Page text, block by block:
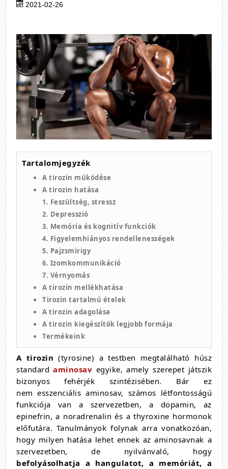
2021-02-26
Tartalomjegyzék
A tirozin működése
A tirozin hatása
1. Feszültség, stressz
2. Depresszió
3. Memória és kognitív funkciók
4. Figyelemhiányos rendellenességek
5. Pajzsmirigy
6. Izomkommunikáció
7. Vérnyomás
A tirozin mellékhatása
Tirozin tartalmú ételek
A tirozin adagolása
A tirozin kiegészítők legjobb formája
Termékeink
A tirozin (tyrosine) a testben megtalálható húsz
standardaminosav egyike, amely szerepet játszik
bizonyos fehérjék szintézisében. Bár ez
nem esszenciális aminosav, számos létfontosságú
funkciója van a szervezetben, a dopamin, az
epinefrin, a noradrenalin és a thyroxine hormonok
előfutára. Tanulmányok folynak arra vonatkozóan,
hogy milyen hatása lehet ennek az aminosavnak a
szervezetben, de nyilvánvaló, hogy
befolyásolhatja a hangulatot, a memóriát, a